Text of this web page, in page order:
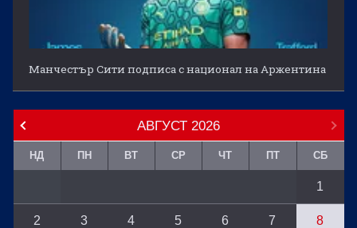
Манчестър Сити подписа с национал на Аржентина
АВГУСТ 2026
НД ПН ВТ СР ЧТ ПТ СБ
1
2 3 4 5 6 7 8